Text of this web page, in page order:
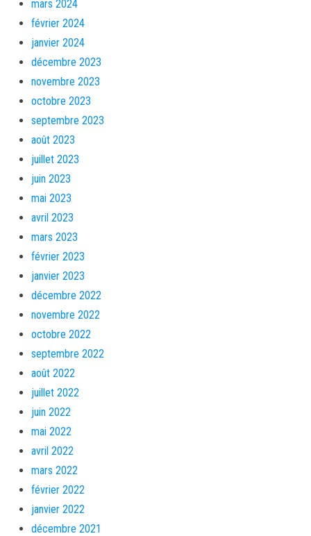
mars 2024
février 2024
janvier 2024
décembre 2023
novembre 2023
octobre 2023
septembre 2023
août 2023
juillet 2023
juin 2023
mai 2023
avril 2023
mars 2023
février 2023
janvier 2023
décembre 2022
novembre 2022
octobre 2022
septembre 2022
août 2022
juillet 2022
juin 2022
mai 2022
avril 2022
mars 2022
février 2022
janvier 2022
décembre 2021